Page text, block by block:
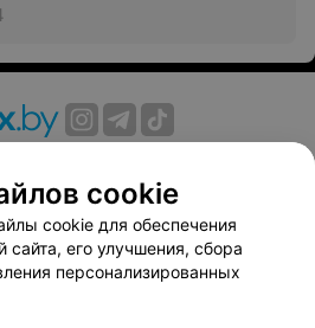
договор
Способы оплаты
по использованию сервиса
«Афиша»
соглашение
cookie
cookie для обеспечения
сайта, его улучшения, сбора
персонализированных